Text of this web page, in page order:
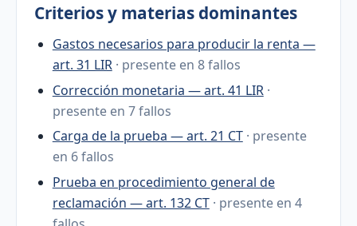
Criterios y materias dominantes
Gastos necesarios para producir la renta —
art. 31 LIR · presente en 8 fallos
Corrección monetaria — art. 41 LIR ·
presente en 7 fallos
Carga de la prueba — art. 21 CT · presente
en 6 fallos
Prueba en procedimiento general de
reclamación — art. 132 CT · presente en 4